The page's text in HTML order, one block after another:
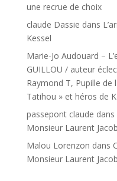
une recrue de choix
claude Dassie dans
Kessel
Marie-Jo Audouard –
GUILLOU / auteur
Raymond T, Pupille
Tatihou » et héros de
passepont claude dans
Monsieur Laurent
Malou Lorenzon dans
Monsieur Laurent